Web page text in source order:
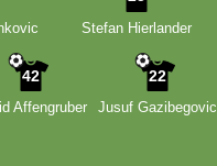
Stefan Hierlander
42
Affengruber
22
Jusuf Gazibegovic